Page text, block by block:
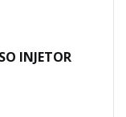
INJETOR